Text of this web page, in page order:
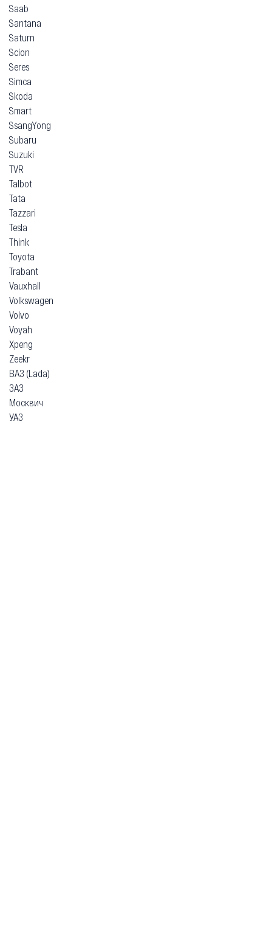
Saab
Santana
Saturn
Scion
Seres
Simca
Skoda
Smart
SsangYong
Subaru
Suzuki
TVR
Talbot
Tata
Tazzari
Tesla
Think
Toyota
Trabant
Vauxhall
Volkswagen
Volvo
Voyah
Xpeng
Zeekr
ВАЗ (Lada)
ЗАЗ
Москвич
УАЗ